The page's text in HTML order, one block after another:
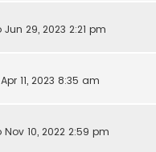
Jun 29, 2023 2:21 pm
11, 2023 8:35 am
Nov 10, 2022 2:59 pm